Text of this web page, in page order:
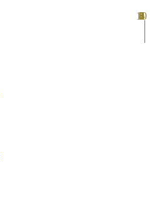
1
2
3
4
5
6
7
8
9
10